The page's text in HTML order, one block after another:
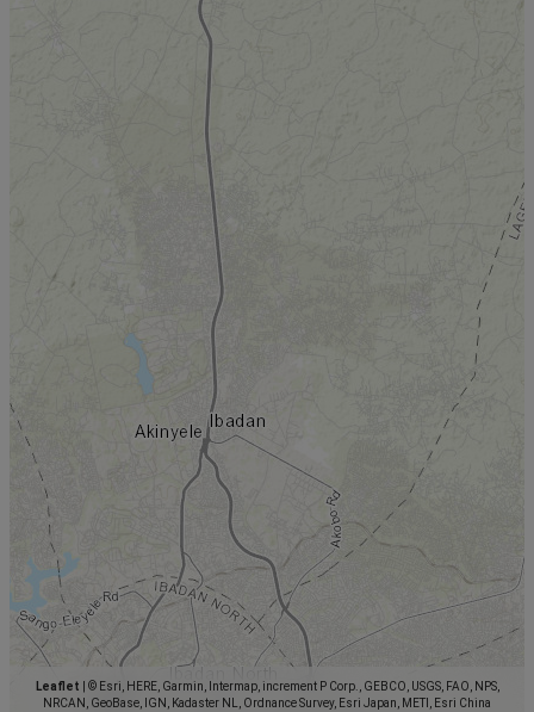
Leaflet
© Esri, HERE, Garmin, Intermap, increment P Corp., GEBCO, USGS, FAO, NPS,
NRCAN, GeoBase, IGN, Kadaster NL, Ordnance Survey, Esri Japan, METI, Esri China